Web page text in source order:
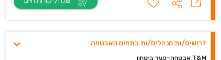
דרושים/ות מנהלים/ות בתחום האבטחה
T&M אבטחה-סער ביטחון